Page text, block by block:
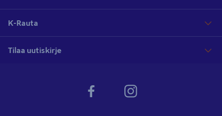
K-Rauta
Tilaa uutiskirje